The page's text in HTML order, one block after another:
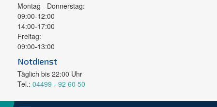
Montag - Donnerstag:
09:00-12:00
14:00-17:00
Freitag:
09:00-13:00
Notdienst
Täglich bis 22:00 Uhr
Tel.: 04499 - 92 60 50